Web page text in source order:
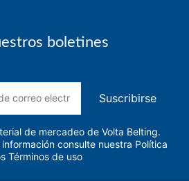
boletines
de mercadeo de Volta Belting.
consulte nuestra Política
Términos de uso
Suscribirse